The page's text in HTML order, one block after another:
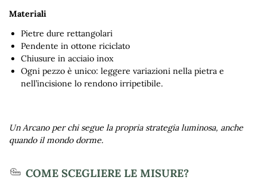
Materiali
Pietre dure rettangolari
Pendente in ottone riciclato
Chiusure in acciaio inox
Ogni pezzo è unico: leggere variazioni nella pietra e
nell’incisione lo rendono irripetibile.
Un Arcano per chi segue la propria strategia luminosa, anche
quando il mondo dorme.
COME SCEGLIERE LE MISURE?